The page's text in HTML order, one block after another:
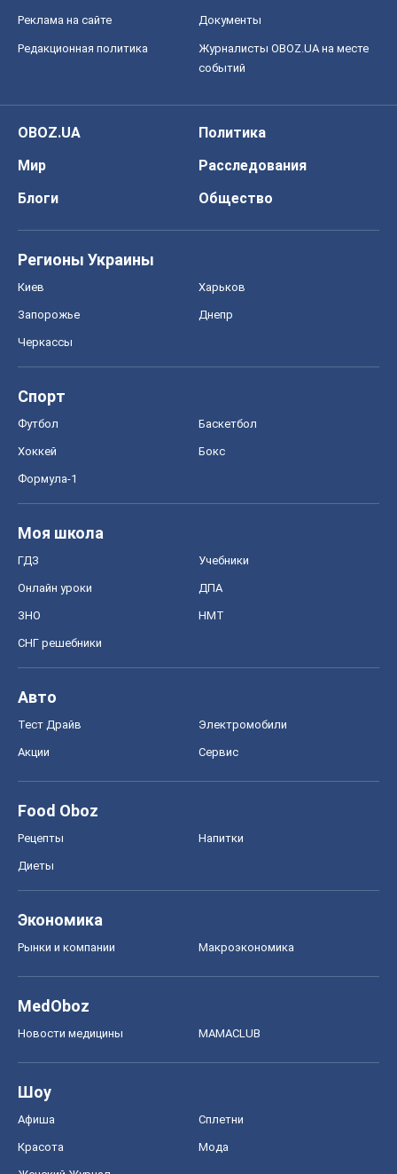
Реклама на сайте Документы
Редакционная политика
Журналисты OBOZ.UA на месте
событий
OBOZ.UA
Политика
Мир
Расследования
Блоги
Общество
Регионы Украины
Киев Харьков
Запорожье Днепр
Черкассы
Спорт
Футбол Баскетбол
Хоккей Бокс
Формула-1
Моя школа
ГДЗ Учебники
Онлайн уроки ДПА
ЗНО НМТ
СНГ решебники
Авто
Тест Драйв Электромобили
Акции Сервис
Food Oboz
Рецепты Напитки
Диеты
Экономика
Рынки и компании Mакроэкономика
MedOboz
Новости медицины MAMACLUB
Шоу
Афиша Сплетни
Красота Мода